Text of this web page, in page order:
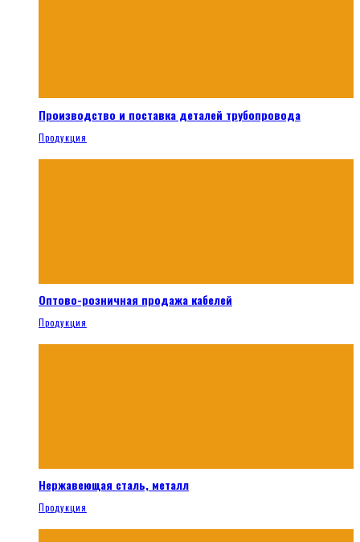
Производство и поставка деталей трубопровода
Продукция
Оптово-розничная продажа кабелей
Продукция
Нержавеющая сталь, металл
Продукция